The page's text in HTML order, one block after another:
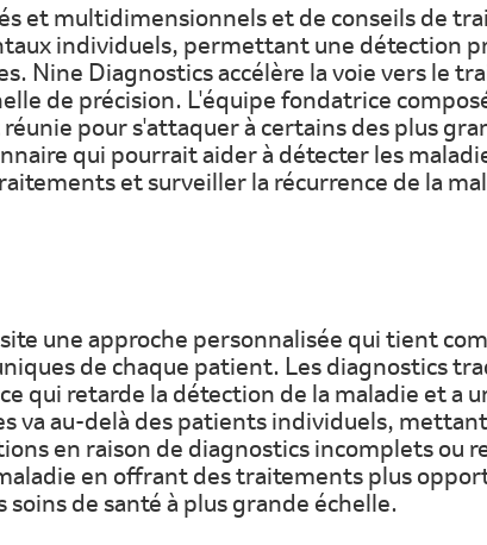
et multidimensionnels et de conseils de
individuels, permettant une détection
Nine Diagnostics accélère la voie vers le
de précision. L'équipe fondatrice
pour s'attaquer à certains des plus
qui pourrait aider à détecter les
et surveiller la récurrence de la
une approche personnalisée qui tient
de chaque patient. Les diagnostics
qui retarde la détection de la maladie et a
au-delà des patients individuels,
en raison de diagnostics incomplets ou
en offrant des traitements plus
de santé à plus grande échelle.